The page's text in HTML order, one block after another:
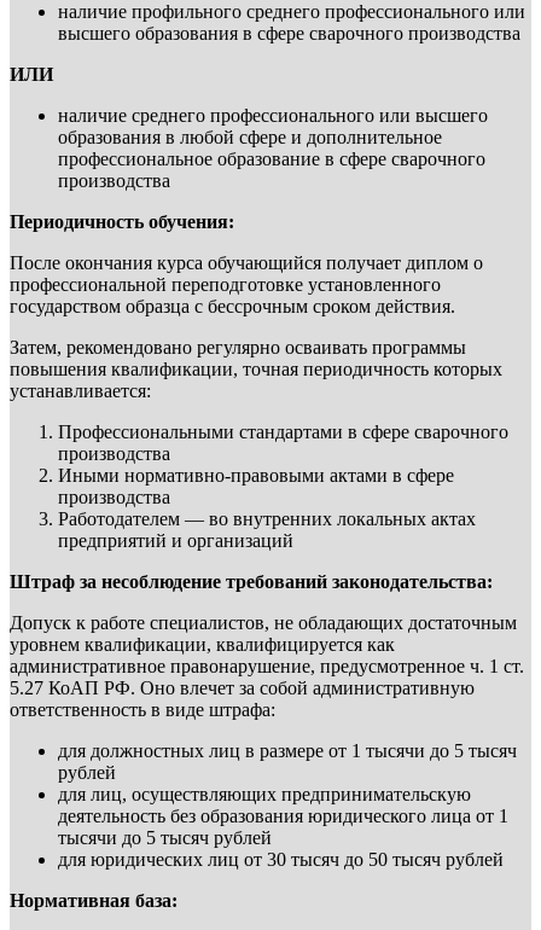
наличие профильного среднего профессионального или
высшего образования в сфере сварочного производства
ИЛИ
наличие среднего профессионального или высшего
образования в любой сфере и дополнительное
профессиональное образование в сфере сварочного
производства
Периодичность обучения:
После окончания курса обучающийся получает диплом о
профессиональной переподготовке установленного
государством образца с бессрочным сроком действия.
Затем, рекомендовано регулярно осваивать программы
повышения квалификации, точная периодичность которых
устанавливается:
Профессиональными стандартами в сфере сварочного
производства
Иными нормативно-правовыми актами в сфере
производства
Работодателем — во внутренних локальных актах
предприятий и организаций
Штраф за несоблюдение требований законодательства:
Допуск к работе специалистов, не обладающих достаточным
уровнем квалификации, квалифицируется как
административное правонарушение, предусмотренное ч. 1 ст.
5.27 КоАП РФ. Оно влечет за собой административную
ответственность в виде штрафа:
для должностных лиц в размере от 1 тысячи до 5 тысяч
рублей
для лиц, осуществляющих предпринимательскую
деятельность без образования юридического лица от 1
тысячи до 5 тысяч рублей
для юридических лиц от 30 тысяч до 50 тысяч рублей
Нормативная база: